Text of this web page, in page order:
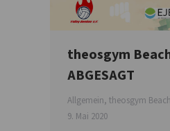
theosgym
ABGESAGT
Allgemein, theosgym
9. Mai 2020